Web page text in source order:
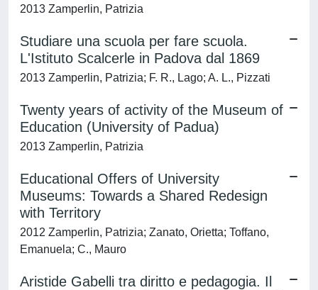
2013 Zamperlin, Patrizia
Studiare una scuola per fare scuola.
L'Istituto Scalcerle in Padova dal 1869
2013 Zamperlin, Patrizia; F. R., Lago; A. L., Pizzati
Twenty years of activity of the Museum of
Education (University of Padua)
2013 Zamperlin, Patrizia
Educational Offers of University
Museums: Towards a Shared Redesign
with Territory
2012 Zamperlin, Patrizia; Zanato, Orietta; Toffano,
Emanuela; C., Mauro
Aristide Gabelli tra diritto e pedagogia. Il